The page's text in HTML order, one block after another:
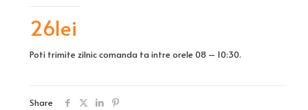
26lei
Poti trimite zilnic comanda ta intre orele 08 – 10:30.
Share